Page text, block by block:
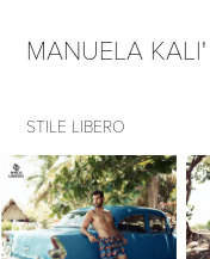
MANUELA KALI'
STILE LIBERO